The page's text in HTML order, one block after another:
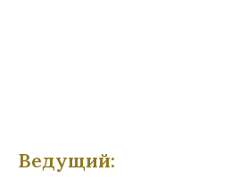
Ведущий: